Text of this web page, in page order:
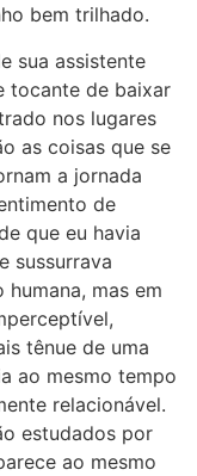
bem trilhado.
sua assistente
tocante de baixar
nos lugares
as coisas que se
a jornada
de
que eu havia
sussurrava
mas em
tênue de uma
ao mesmo tempo
relacionável.
estudados por
ao mesmo